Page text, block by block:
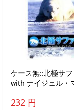
ケース無::北極サフ
with ナイジェル・
232 円